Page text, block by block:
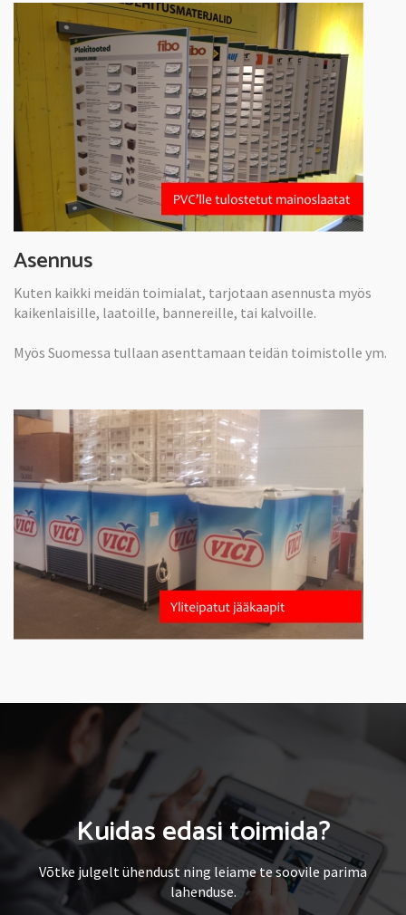
Asennus
Kuten kaikki meidän toimialat, tarjotaan asennusta myös
kaikenlaisille, laatoille, bannereille, tai kalvoille.
Myös Suomessa tullaan asenttamaan teidän toimistolle ym.
Kuidas edasi toimida?
Võtke julgelt ühendust ning leiame te soovile parima
lahenduse.